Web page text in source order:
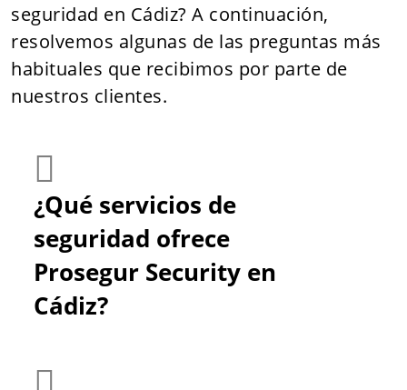
seguridad en Cádiz? A continuación,
resolvemos algunas de las preguntas más
habituales que recibimos por parte de
nuestros clientes.
¿Qué servicios de
seguridad ofrece
Prosegur Security en
Cádiz?